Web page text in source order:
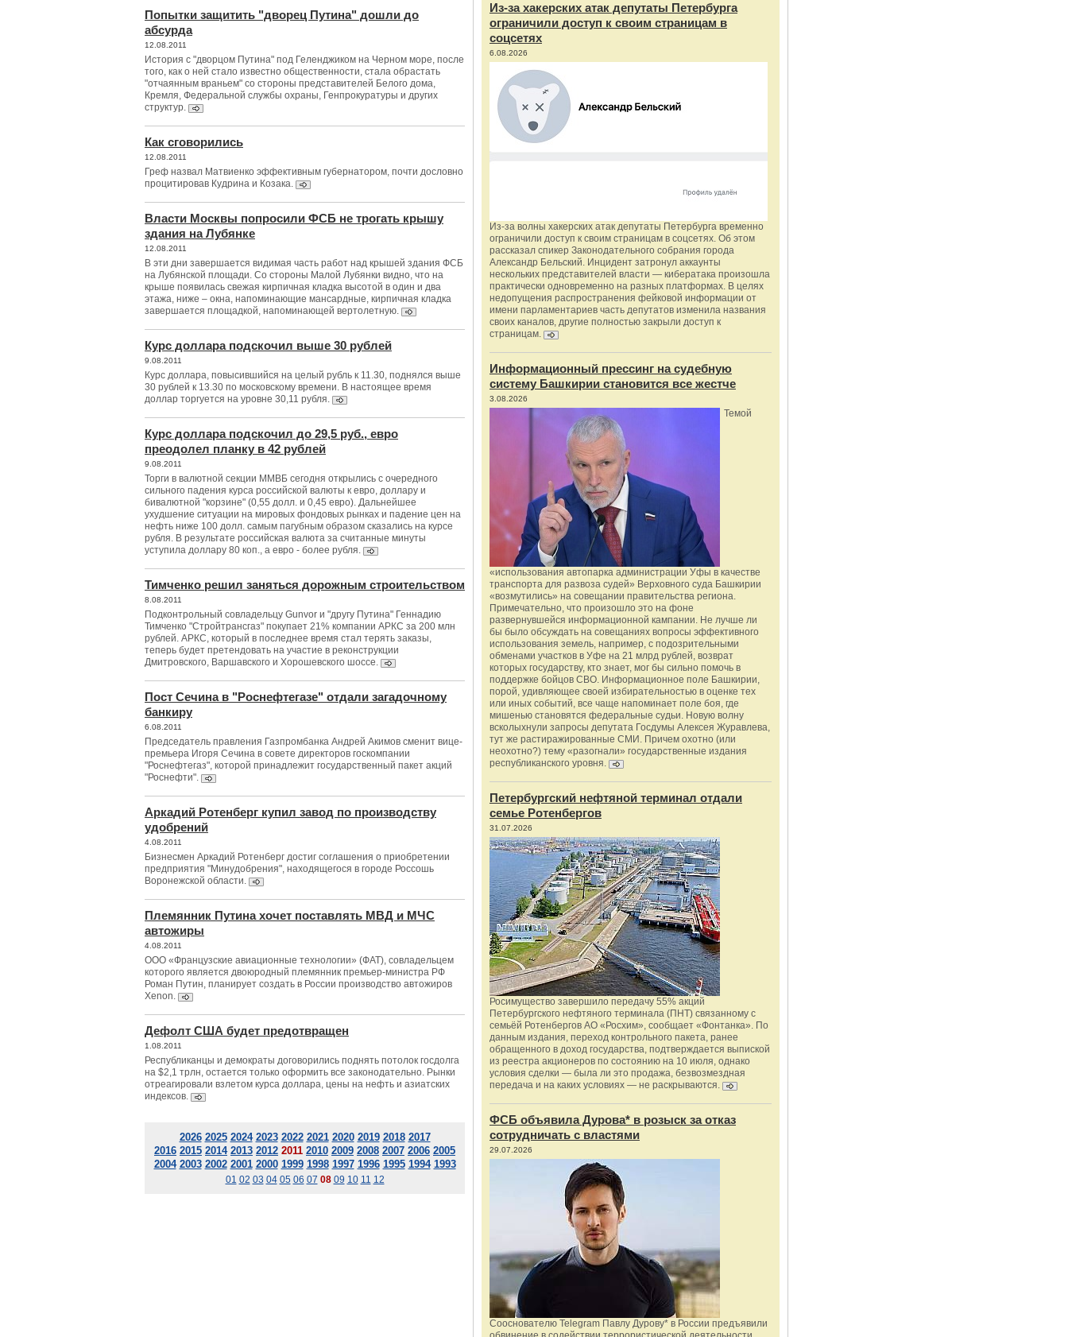
Попытки защитить "дворец Путина" дошли до
абсурда
12.08.2011
История с "дворцом Путина" под Геленджиком на Черном море, после
того, как о ней стало известно общественности, стала обрастать
"отчаянным враньем" со стороны представителей Белого дома,
Кремля, Федеральной службы охраны, Генпрокуратуры и других
структур.
Как сговорились
12.08.2011
Греф назвал Матвиенко эффективным губернатором, почти дословно
процитировав Кудрина и Козака.
Власти Москвы попросили ФСБ не трогать крышу
здания на Лубянке
12.08.2011
В эти дни завершается видимая часть работ над крышей здания ФСБ
на Лубянской площади. Со стороны Малой Лубянки видно, что на
крыше появилась свежая кирпичная кладка высотой в один и два
этажа, ниже – окна, напоминающие мансардные, кирпичная кладка
завершается площадкой, напоминающей вертолетную.
Курс доллара подскочил выше 30 рублей
9.08.2011
Курс доллара, повысившийся на целый рубль к 11.30, поднялся выше
30 рублей к 13.30 по московскому времени. В настоящее время
доллар торгуется на уровне 30,11 рубля.
Курс доллара подскочил до 29,5 руб., евро
преодолел планку в 42 рублей
9.08.2011
Торги в валютной секции ММВБ сегодня открылись с очередного
сильного падения курса российской валюты к евро, доллару и
бивалютной "корзине" (0,55 долл. и 0,45 евро). Дальнейшее
ухудшение ситуации на мировых фондовых рынках и падение цен на
нефть ниже 100 долл. самым пагубным образом сказались на курсе
рубля. В результате российская валюта за считанные минуты
уступила доллару 80 коп., а евро - более рубля.
Тимченко решил заняться дорожным строительством
8.08.2011
Подконтрольный совладельцу Gunvor и "другу Путина" Геннадию
Тимченко "Стройтрансгаз" покупает 21% компании АРКС за 200 млн
рублей. АРКС, который в последнее время стал терять заказы,
теперь будет претендовать на участие в реконструкции
Дмитровского, Варшавского и Хорошевского шоссе.
Пост Сечина в "Роснефтегазе" отдали загадочному
банкиру
6.08.2011
Председатель правления Газпромбанка Андрей Акимов сменит вице-
премьера Игоря Сечина в совете директоров госкомпании
"Роснефтегаз", которой принадлежит государственный пакет акций
"Роснефти".
Аркадий Ротенберг купил завод по производству
удобрений
4.08.2011
Бизнесмен Аркадий Ротенберг достиг соглашения о приобретении
предприятия "Минудобрения", находящегося в городе Россошь
Воронежской области.
Племянник Путина хочет поставлять МВД и МЧС
автожиры
4.08.2011
ООО «Французские авиационные технологии» (ФАТ), совладельцем
которого является двоюродный племянник премьер-министра РФ
Роман Путин, планирует создать в России производство автожиров
Xenon.
Дефолт США будет предотвращен
1.08.2011
Республиканцы и демократы договорились поднять потолок госдолга
на $2,1 трлн, остается только оформить все законодательно. Рынки
отреагировали взлетом курса доллара, цены на нефть и азиатских
индексов.
2026 2025 2024 2023 2022 2021 2020 2019 2018 2017
2016 2015 2014 2013 2012 2011 2010 2009 2008 2007 2006 2005
2004 2003 2002 2001 2000 1999 1998 1997 1996 1995 1994 1993
01 02 03 04 05 06 07 08 09 10 11 12
Из‑за хакерских атак депутаты Петербурга
ограничили доступ к своим страницам в
соцсетях
6.08.2026
Из‑за волны хакерских атак депутаты Петербурга временно
ограничили доступ к своим страницам в соцсетях. Об этом
рассказал спикер Законодательного собрания города
Александр Бельский. Инцидент затронул аккаунты
нескольких представителей власти — кибератака произошла
практически одновременно на разных платформах. В целях
недопущения распространения фейковой информации от
имени парламентариев часть депутатов изменила названия
своих каналов, другие полностью закрыли доступ к
страницам.
Информационный прессинг на судебную
систему Башкирии становится все жестче
3.08.2026
Темой
«использования автопарка администрации Уфы в качестве
транспорта для развоза судей» Верховного суда Башкирии
«возмутились» на совещании правительства региона.
Примечательно, что произошло это на фоне
развернувшейся информационной кампании. Не лучше ли
бы было обсуждать на совещаниях вопросы эффективного
использования земель, например, с подозрительными
обменами участков в Уфе на 21 млрд рублей, возврат
которых государству, кто знает, мог бы сильно помочь в
поддержке бойцов СВО. Информационное поле Башкирии,
порой, удивляющее своей избирательностью в оценке тех
или иных событий, все чаще напоминает поле боя, где
мишенью становятся федеральные судьи. Новую волну
всколыхнули запросы депутата Госдумы Алексея Журавлева,
тут же растиражированные СМИ. Причем охотно (или
неохотно?) тему «разогнали» государственные издания
республиканского уровня.
Петербургский нефтяной терминал отдали
семье Ротенбергов
31.07.2026
Росимущество завершило передачу 55% акций
Петербургского нефтяного терминала (ПНТ) связанному с
семьёй Ротенбергов АО «Росхим», сообщает «Фонтанка». По
данным издания, переход контрольного пакета, ранее
обращенного в доход государства, подтверждается выпиской
из реестра акционеров по состоянию на 10 июля, однако
условия сделки — была ли это продажа, безвозмездная
передача и на каких условиях — не раскрываются.
ФСБ объявила Дурова* в розыск за отказ
сотрудничать с властями
29.07.2026
Сооснователю Telegram Павлу Дурову* в России предъявили